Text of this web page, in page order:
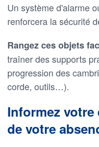
Un système d'alarme
renforcera la sécurité
Rangez ces objets
traîner des supports
progression des
corde, outils…).
Informez
de votre